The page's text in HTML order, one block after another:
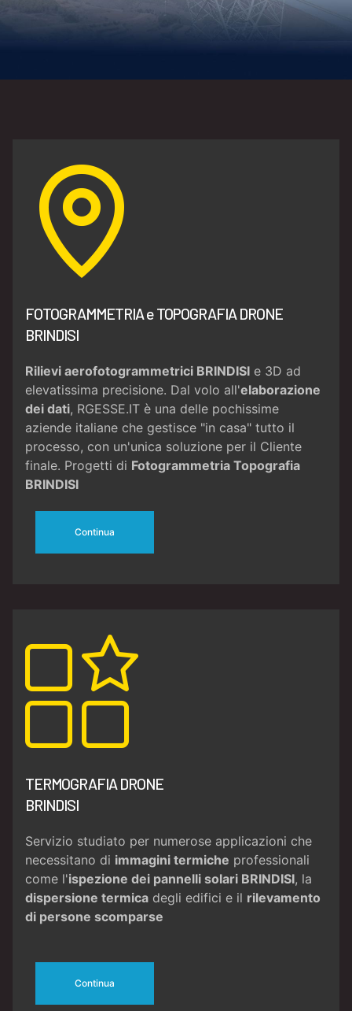
FOTOGRAMMETRIA e TOPOGRAFIA DRONE
BRINDISI
Rilievi aerofotogrammetrici BRINDISI e 3D ad
elevatissima precisione. Dal volo all'elaborazione
dei dati, RGESSE.IT è una delle pochissime
aziende italiane che gestisce "in casa" tutto il
processo, con un'unica soluzione per il Cliente
finale. Progetti di Fotogrammetria Topografia
BRINDISI
Continua
TERMOGRAFIA DRONE
BRINDISI
Servizio studiato per numerose applicazioni che
necessitano di immagini termiche professionali
come l'ispezione dei pannelli solari BRINDISI, la
dispersione termica degli edifici e il rilevamento
di persone scomparse
Continua